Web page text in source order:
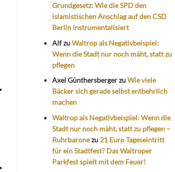
Grundgesetz: Wie die SPD den
islamistischen Anschlag auf den CSD
Berlin instrumentalisiert
AlfzuWaltrop als Negativbeispiel:
Wenn die Stadt nur noch mäht, statt zu
pflegen
Axel GünthersbergerzuWie viele
Bäcker sich gerade selbst entbehrlich
machen
Waltrop als Negativbeispiel: Wenn die
Stadt nur noch mäht, statt zu pflegen –
Ruhrbaronezu 21 Euro Tageseintritt
für ein Stadtfest? Das Waltroper
Parkfest spielt mit dem Feuer!